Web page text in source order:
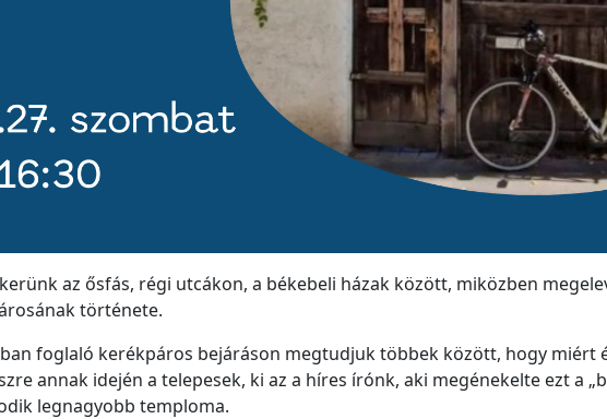
az ősfás, régi utcákon, a békebeli házak között, miközben
története.
foglaló kerékpáros bejáráson megtudjuk többek között, hogy miért
annak idején a telepesek, ki az a híres írónk, aki megénekelte ezt a
legnagyobb temploma.